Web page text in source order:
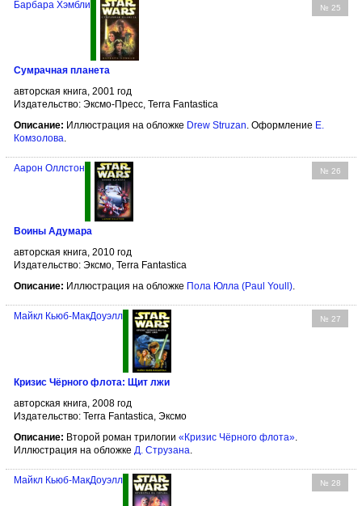
№ 25
Барбара Хэмбли
Сумрачная планета
авторская книга, 2001 год
Издательство: Эксмо-Пресс, Terra Fantastica
Описание: Иллюстрация на обложке Drew Struzan . Оформление Е.
Комзолова
№ 26
Аарон Оллстон
Воины Адумара
авторская книга, 2010 год
Издательство: Эксмо, Terra Fantastica
Описание: Иллюстрация на обложке Пола Юлла (Paul Youll).
№ 27
Майкл Кьюб-МакДоуэлл
Кризис Чёрного флота: Щит лжи
авторская книга, 2008 год
Издательство: Terra Fantastica, Эксмо
Описание: Второй роман трилогии «Кризис Чёрного флота»
Иллюстрация на обложке Д. Струзана
№ 28
Майкл Кьюб-МакДоуэлл